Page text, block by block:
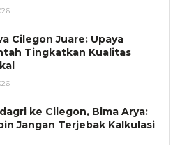
Cilegon Juare: Upaya
Tingkatkan Kualitas
ke Cilegon, Bima Arya:
Jangan Terjebak Kalkulasi